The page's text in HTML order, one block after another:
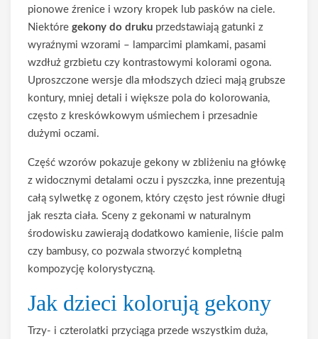
pionowe źrenice i wzory kropek lub pasków na ciele.
Niektóre gekony do druku przedstawiają gatunki z
wyraźnymi wzorami – lamparcimi plamkami, pasami
wzdłuż grzbietu czy kontrastowymi kolorami ogona.
Uproszczone wersje dla młodszych dzieci mają grubsze
kontury, mniej detali i większe pola do kolorowania,
często z kreskówkowym uśmiechem i przesadnie
dużymi oczami.
Część wzorów pokazuje gekony w zbliżeniu na główkę
z widocznymi detalami oczu i pyszczka, inne prezentują
całą sylwetkę z ogonem, który często jest równie długi
jak reszta ciała. Sceny z gekonami w naturalnym
środowisku zawierają dodatkowo kamienie, liście palm
czy bambusy, co pozwala stworzyć kompletną
kompozycję kolorystyczną.
Jak dzieci kolorują gekony
Trzy- i czterolatki przyciąga przede wszystkim duża,